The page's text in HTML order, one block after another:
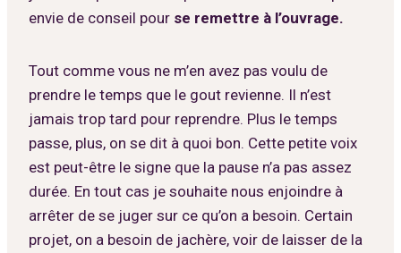
envie de conseil pour se remettre à l’ouvrage.
Tout comme vous ne m’en avez pas voulu de
prendre le temps que le gout revienne. Il n’est
jamais trop tard pour reprendre. Plus le temps
passe, plus, on se dit à quoi bon. Cette petite voix
est peut-être le signe que la pause n’a pas assez
durée. En tout cas je souhaite nous enjoindre à
arrêter de se juger sur ce qu’on a besoin. Certain
projet, on a besoin de jachère, voir de laisser de la